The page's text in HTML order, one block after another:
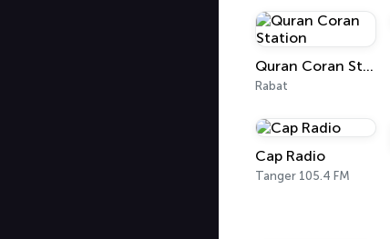
Quran Coran Station
Rabat
Cap Radio
Tanger 105.4 FM